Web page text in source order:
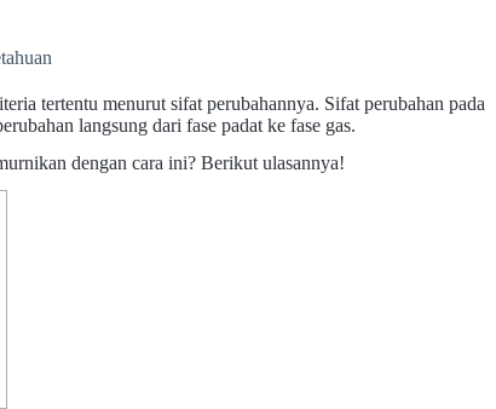
tertentu menurut sifat perubahannya. Sifat perubahan pada
langsung dari fase padat ke fase gas.
dengan cara ini? Berikut ulasannya!